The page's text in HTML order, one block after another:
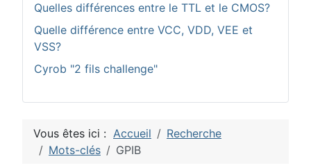
Quelles différences entre le TTL et le CMOS?
Quelle différence entre VCC, VDD, VEE et
VSS?
Cyrob "2 fils challenge"
Vous êtes ici : Accueil
Recherche
Mots-clés
GPIB